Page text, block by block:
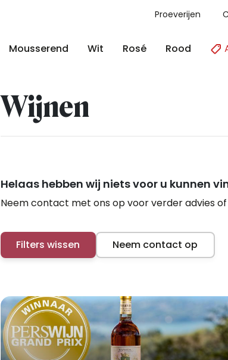
Proeverijen
Mousserend Wit Rosé Rood
Wijnen
Helaas hebben wij niets voor u kunnen
Neem contact met ons op voor verder advies
Filters wissen Neem contact op